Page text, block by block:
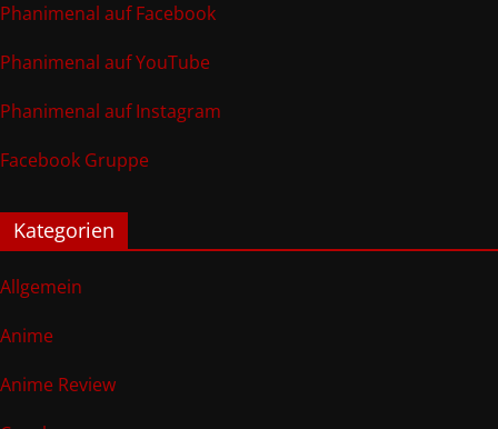
Phanimenal auf Facebook
Phanimenal auf YouTube
Phanimenal auf Instagram
Facebook Gruppe
Kategorien
Allgemein
Anime
Anime Review